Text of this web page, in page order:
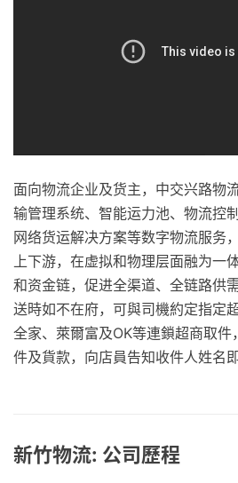
面向物流企业及货主，中交兴路物
输管理系统、智能运力池、物流控
网络货运解决方案等数字物流服务
上下游，在虚拟和物理层面融为一
和资金链，促进全渠道、全链路供
送時如不在府，可與司機約定指定
全家、萊爾富及OK等連鎖超商取
件及貨款，向店員告知收件人姓名即
新竹物流: 公司歷程